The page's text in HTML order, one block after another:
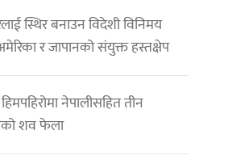
स्थिर बनाउन विदेशी विनिमय
र जापानको संयुक्त हस्तक्षेप
नेपालीसहित तीन
शव फेला